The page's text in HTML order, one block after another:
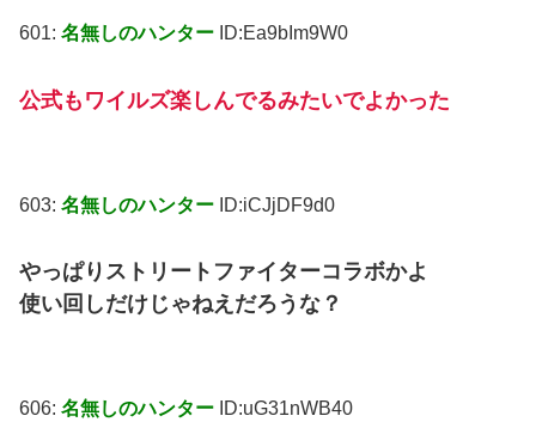
601: 名無しのハンター ID:Ea9bIm9W0
公式もワイルズ楽しんでるみたいでよかった
603: 名無しのハンター ID:iCJjDF9d0
やっぱりストリートファイターコラボかよ
使い回しだけじゃねえだろうな？
606: 名無しのハンター ID:uG31nWB40